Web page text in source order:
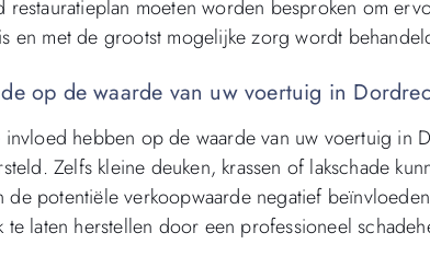
moeten worden besproken om
en met de grootst mogelijke zorg wordt
op de waarde van uw voertuig in
invloed hebben op de waarde van uw voertuig in
Zelfs kleine deuken, krassen of lakschade
de potentiële verkoopwaarde negatief
te laten herstellen door een professioneel